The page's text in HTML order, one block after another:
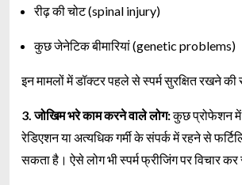
रीढ़ की चोट (spinal injury)
कुछ जेनेटिक बीमारियां (genetic problems)
इन मामलों में डॉक्टर पहले से स्पर्म सुरक्षित रखने
3. जोखिम भरे काम करने वाले लोग:कुछ प्रोफेशन में
रेडिएशन या अत्यधिक गर्मी के संपर्क में रहने से
सकता है। ऐसे लोग भी स्पर्म फ्रीजिंग पर विचार